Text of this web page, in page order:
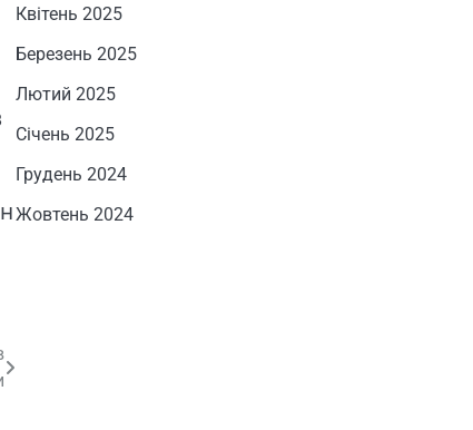
Квітень 2025
Березень 2025
Лютий 2025
Січень 2025
Грудень 2024
Жовтень 2024